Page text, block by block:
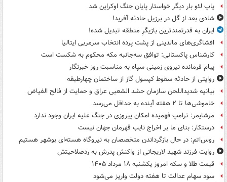
پاپ لئو بار دیگر خواستار پایان جنگ اوکراین شد
شادی بعد از گل در برزیل حادثه آفرید!
ایران به قدرتمندترین بازیگرِ منطقه تبدیل شده!
افشاگری‌های مالدینی از پشت پرده انتخاب سرمربی ایتالیا
کارشناس پاکستانی: توافق سه‌جانبه مکه محکوم به شکست است
پیام فرمانده نیروی زمینی سپاه به مناسبت روز خبرنگار
روایتی از حادثه سقوط کپسول گاز از ساختمان چهارطبقه
بیانیه شدیداللحن سازمان حشد الشعبی عراق و حمایت از فالح الفیاض
خاموشی‌ها تا ۲ هفته آینده به حداقل می‌رسد
مرشایمر: ترامپ فهمیده امکان پیروزی در جنگ علیه ایران وجود ندارد
درستکار: بنای ما بر اخراج نایب قهرمان جهان نیست
روس‌اتم: در حال بازگرداندن متخصصان به نیروگاه هسته‌ای بوشهر هستیم
روایت فرزند شهید لاریجانی از واکنش پدرش به ردصلاحیتش
قیمت طلا و سکه امروز یکشنبه ۱۸ مرداد ۱۴۰۵
سود سهام عدالت تا هفته دولت واریز می‌شود